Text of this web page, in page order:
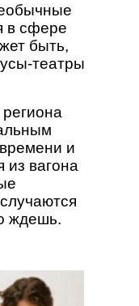
в сфере
быть,
театры
и
из вагона
ждешь.